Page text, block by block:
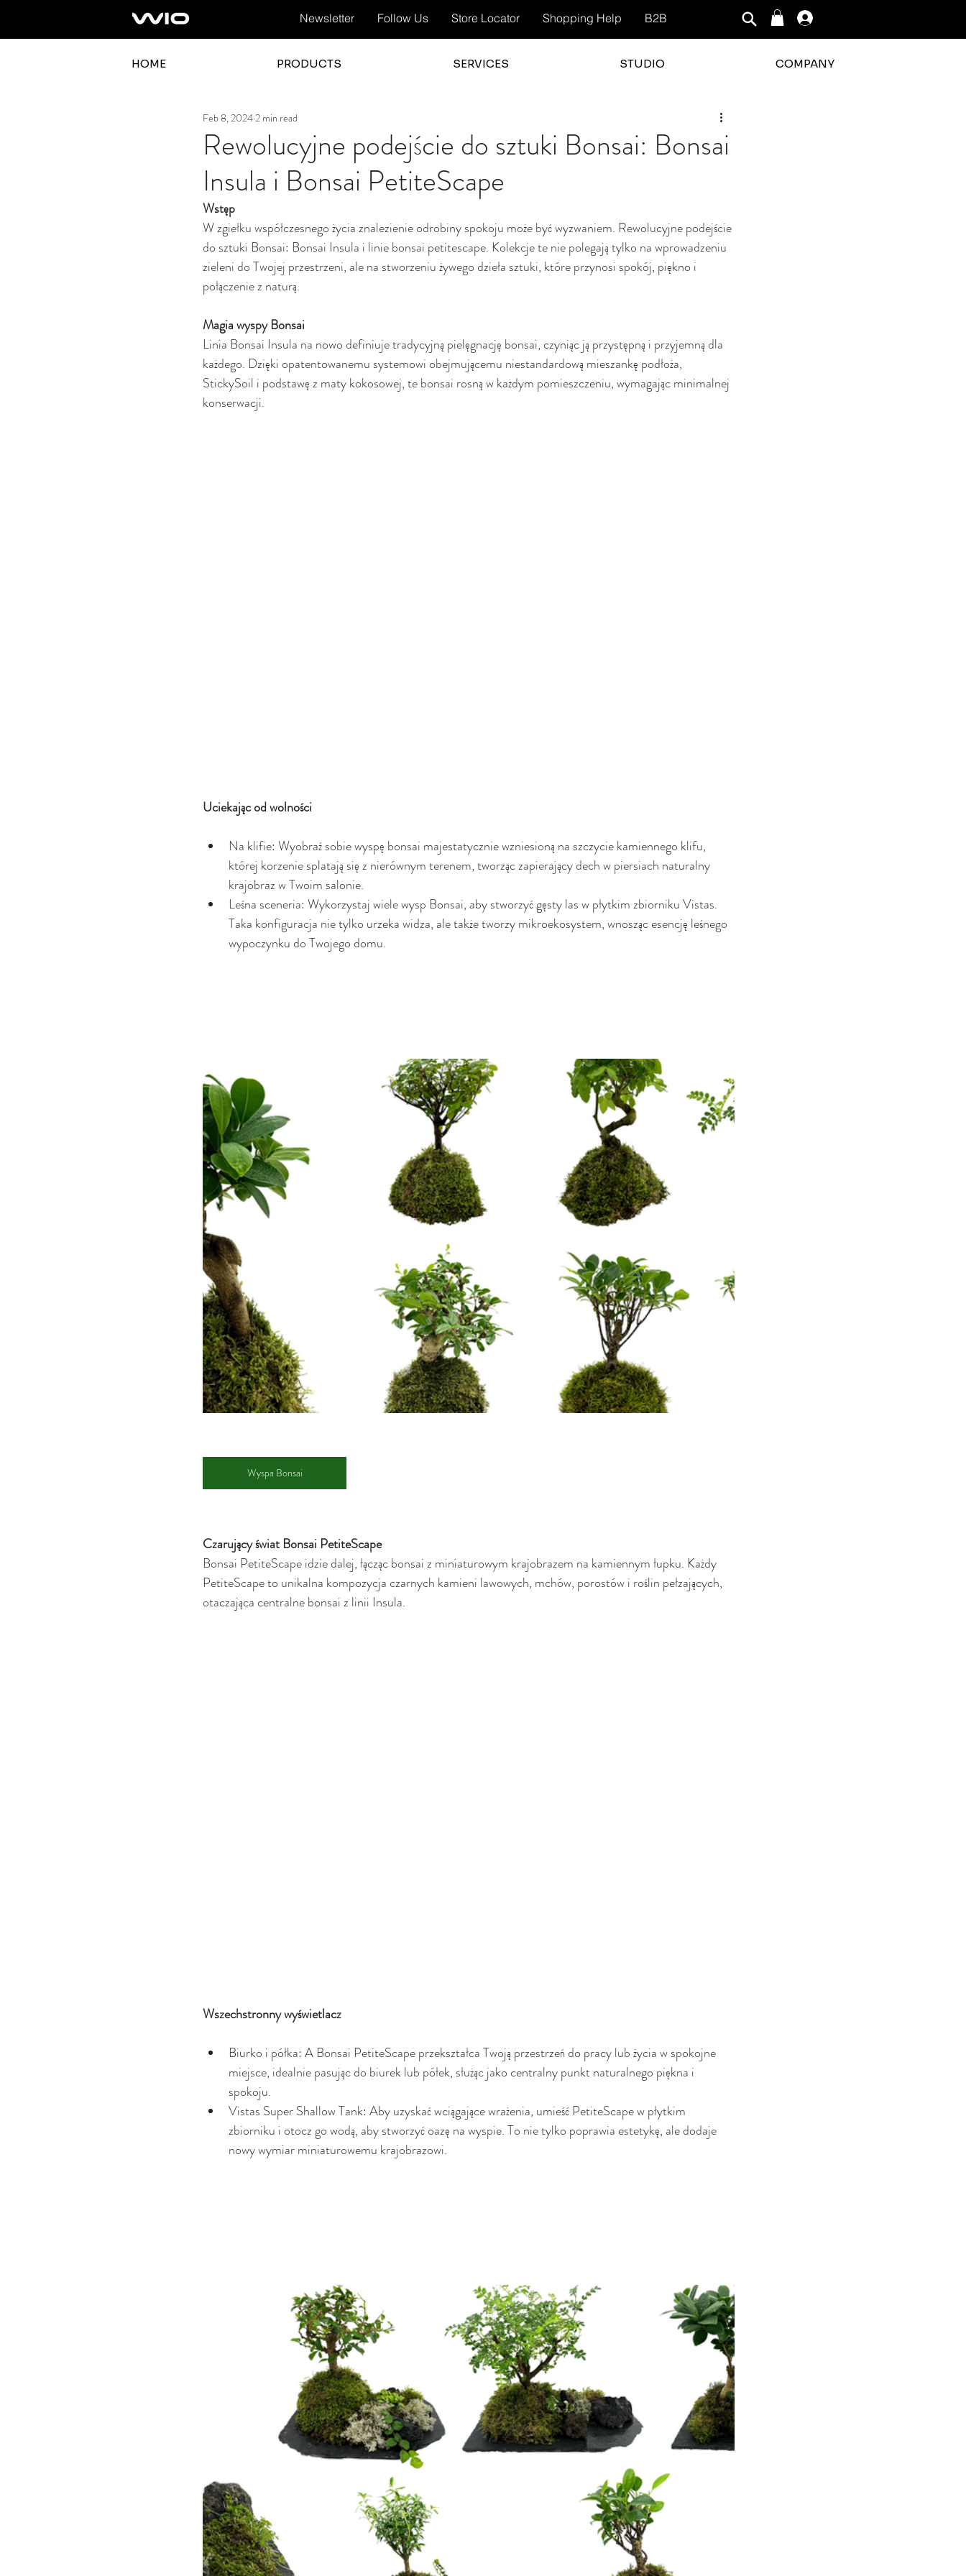
Newsletter Follow Us Store Locator Shopping Help B2B
HOME PRODUCTS SERVICES STUDIO COMPANY
Rewolucyjne podejście do sztuki Bonsai: Bonsai
Insula i Bonsai PetiteScape
Feb 8, 2024 2 min read
Wstęp
W zgiełku współczesnego życia znalezienie odrobiny spokoju może być wyzwaniem. Rewolucyjne podejście
do sztuki Bonsai: Bonsai Insula i linie bonsai petitescape. Kolekcje te nie polegają tylko na wprowadzeniu
zieleni do Twojej przestrzeni, ale na stworzeniu żywego dzieła sztuki, które przynosi spokój, piękno i
połączenie z naturą.
Magia wyspy Bonsai
Linia Bonsai Insula na nowo definiuje tradycyjną pielęgnację bonsai, czyniąc ją przystępną i przyjemną dla
każdego. Dzięki opatentowanemu systemowi obejmującemu niestandardową mieszankę podłoża,
StickySoil i podstawę z maty kokosowej, te bonsai rosną w każdym pomieszczeniu, wymagając minimalnej
konserwacji.
Uciekając od wolności
Na klifie: Wyobraź sobie wyspę bonsai majestatycznie wzniesioną na szczycie kamiennego klifu,
której korzenie splatają się z nierównym terenem, tworząc zapierający dech w piersiach naturalny
krajobraz w Twoim salonie.
Leśna sceneria: Wykorzystaj wiele wysp Bonsai, aby stworzyć gęsty las w płytkim zbiorniku Vistas.
Taka konfiguracja nie tylko urzeka widza, ale także tworzy mikroekosystem, wnosząc esencję leśnego
wypoczynku do Twojego domu.
Wyspa Bonsai
Czarujący świat Bonsai PetiteScape
Bonsai PetiteScape idzie dalej, łącząc bonsai z miniaturowym krajobrazem na kamiennym łupku. Każdy
PetiteScape to unikalna kompozycja czarnych kamieni lawowych, mchów, porostów i roślin pełzających,
otaczająca centralne bonsai z linii Insula.
Wszechstronny wyświetlacz
Biurko i półka: A Bonsai PetiteScape przekształca Twoją przestrzeń do pracy lub życia w spokojne
miejsce, idealnie pasując do biurek lub półek, służąc jako centralny punkt naturalnego piękna i
spokoju.
Vistas Super Shallow Tank: Aby uzyskać wciągające wrażenia, umieść PetiteScape w płytkim
zbiorniku i otocz go wodą, aby stworzyć oazę na wyspie. To nie tylko poprawia estetykę, ale dodaje
nowy wymiar miniaturowemu krajobrazowi.